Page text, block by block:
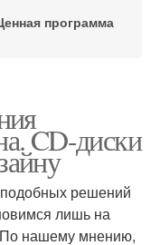
программа
CD-диски
решений
лишь на
По нашему мнению,